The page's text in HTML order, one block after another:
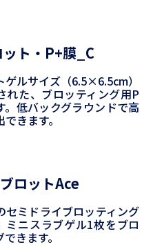
ト・P+膜_C
ゲルサイズ（6.5×6.5cm）
れた、ブロッティング用P
。低バックグラウンドで高
きます。
ロットAce
セミドライブロッティング
ミニスラブゲル1枚をブロ
きます。